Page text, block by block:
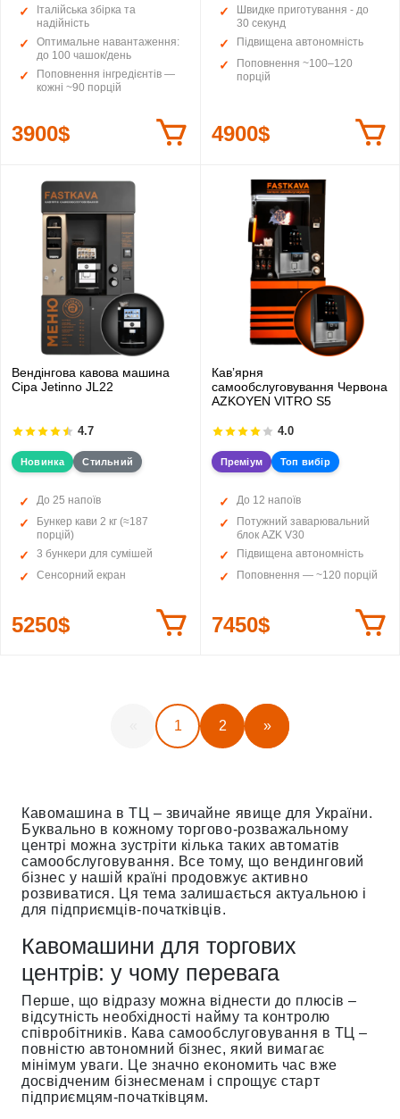
Італійська збірка та
надійність
Оптимальне навантаження:
до 100 чашок/день
Поповнення інгредієнтів —
кожні ~90 порцій
3900$
Швидке приготування - до
30 секунд
Підвищена автономність
Поповнення ~100–120
порцій
4900$
Вендінгова кавова машина
Сіра Jetinno JL22
4.7
Новинка Стильний
До 25 напоїв
Бункер кави 2 кг (≈187
порцій)
3 бункери для сумішей
Сенсорний екран
5250$
Кавʼярня
самообслуговування Червона
AZKOYEN VITRO S5
4.0
Преміум Топ вибір
До 12 напоїв
Потужний заварювальний
блок AZK V30
Підвищена автономність
Поповнення — ~120 порцій
7450$
1 2 »
Кавомашина в ТЦ – звичайне явище для України.
Буквально в кожному торгово-розважальному
центрі можна зустріти кілька таких автоматів
самообслуговування. Все тому, що вендинговий
бізнес у нашій країні продовжує активно
розвиватися. Ця тема залишається актуальною і
для підприємців-початківців.
Кавомашини для торгових
центрів: у чому перевага
Перше, що відразу можна віднести до плюсів –
відсутність необхідності найму та контролю
співробітників. Кава самообслуговування в ТЦ –
повністю автономний бізнес, який вимагає
мінімум уваги. Це значно економить час вже
досвідченим бізнесменам і спрощує старт
підприємцям-початківцям.